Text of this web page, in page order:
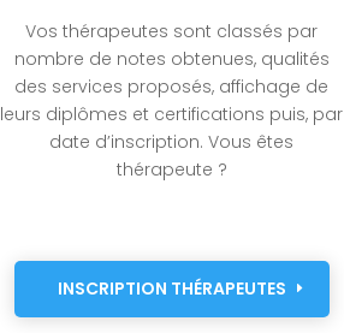
Vos thérapeutes sont classés par
nombre de notes obtenues, qualités
des services proposés, affichage de
leurs diplômes et certifications puis, par
date d’inscription. Vous êtes
thérapeute ?
INSCRIPTION THÉRAPEUTES